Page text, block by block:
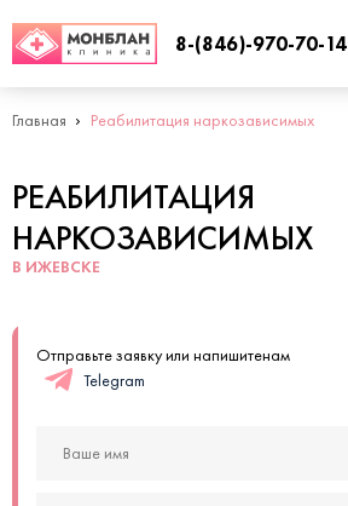
8-(846)-970-70-14
Главная Реабилитация наркозависимых
РЕАБИЛИТАЦИЯ
НАРКОЗАВИСИМЫХ
В ИЖЕВСКЕ
Отправьте заявку или напишитенам
Telegram